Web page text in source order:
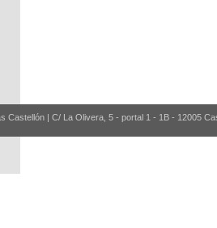
Castellón | C/ La Olivera, 5 - portal 1 - 1B - 12005